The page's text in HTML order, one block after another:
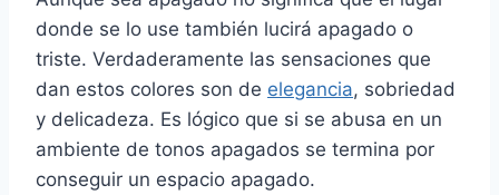
donde se lo use también lucirá apagado o
triste. Verdaderamente las sensaciones que
dan estos colores son de elegancia, sobriedad
y delicadeza. Es lógico que si se abusa en un
ambiente de tonos apagados se termina por
conseguir un espacio apagado.